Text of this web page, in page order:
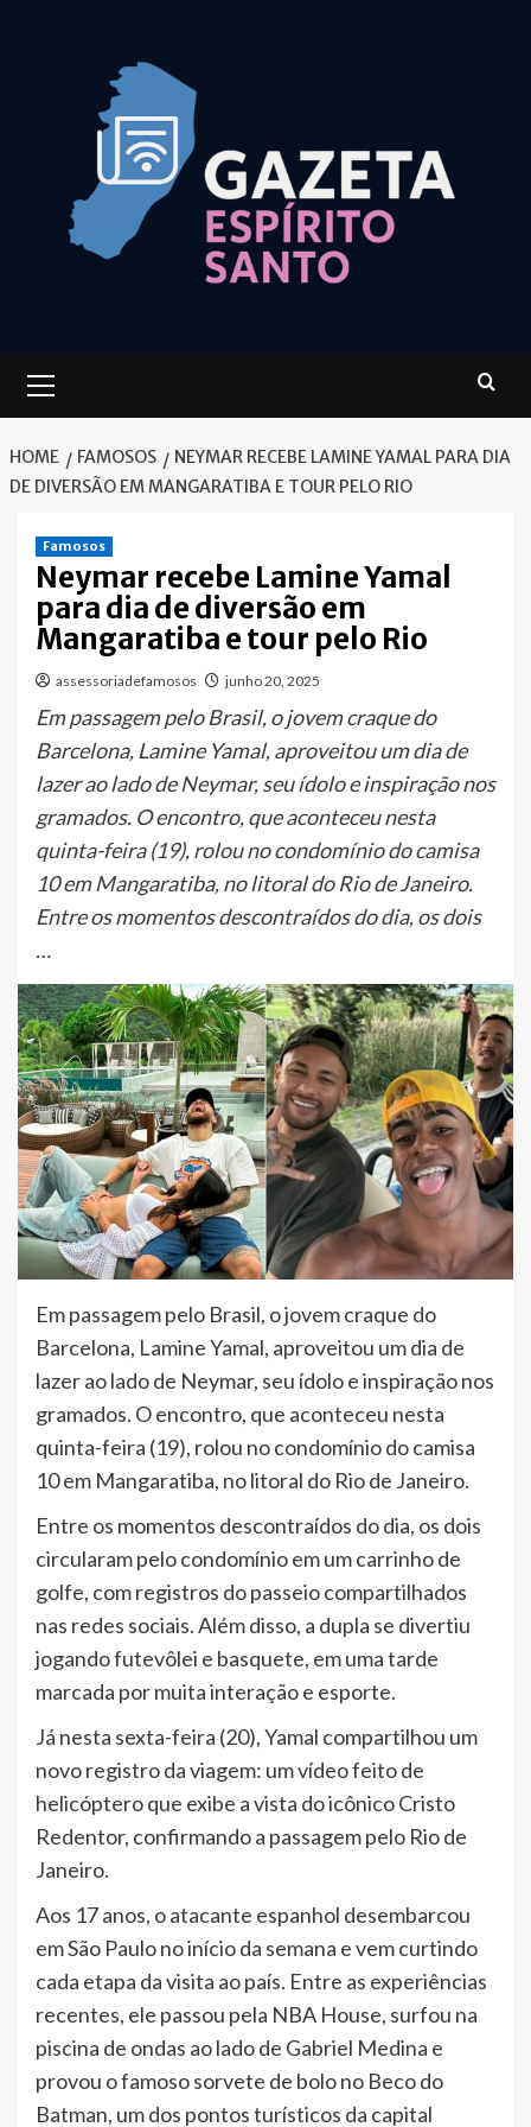
Menu
HOME FAMOSOS
NEYMAR RECEBE LAMINE YAMAL PARA DIA
DE DIVERSÃO EM MANGARATIBA E TOUR PELO RIO
Famosos
Neymar recebe Lamine Yamal
para dia de diversão em
Mangaratiba e tour pelo Rio
assessoriadefamosos junho 20, 2025
Em passagem pelo Brasil, o jovem craque do
Barcelona, Lamine Yamal, aproveitou um dia de
lazer ao lado de Neymar, seu ídolo e inspiração nos
gramados. O encontro, que aconteceu nesta
quinta-feira (19), rolou no condomínio do camisa
10 em Mangaratiba, no litoral do Rio de Janeiro.
Entre os momentos descontraídos do dia, os dois
…
Em passagem pelo Brasil, o jovem craque do
Barcelona, Lamine Yamal, aproveitou um dia de
lazer ao lado de Neymar, seu ídolo e inspiração nos
gramados. O encontro, que aconteceu nesta
quinta-feira (19), rolou no condomínio do camisa
10 em Mangaratiba, no litoral do Rio de Janeiro.
Entre os momentos descontraídos do dia, os dois
circularam pelo condomínio em um carrinho de
golfe, com registros do passeio compartilhados
nas redes sociais. Além disso, a dupla se divertiu
jogando futevôlei e basquete, em uma tarde
marcada por muita interação e esporte.
Já nesta sexta-feira (20), Yamal compartilhou um
novo registro da viagem: um vídeo feito de
helicóptero que exibe a vista do icônico Cristo
Redentor, confirmando a passagem pelo Rio de
Janeiro.
Aos 17 anos, o atacante espanhol desembarcou
em São Paulo no início da semana e vem curtindo
cada etapa da visita ao país. Entre as experiências
recentes, ele passou pela NBA House, surfou na
piscina de ondas ao lado de Gabriel Medina e
provou o famoso sorvete de bolo no Beco do
Batman, um dos pontos turísticos da capital